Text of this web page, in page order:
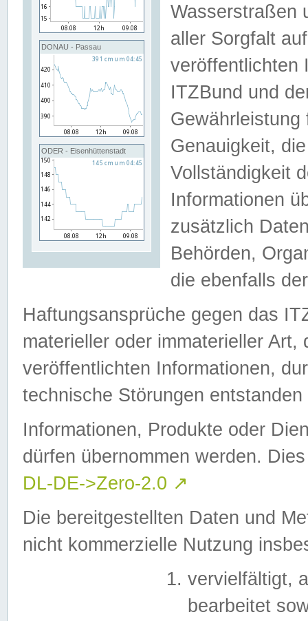
DONAU - Passau
ODER - Eisenhüttenstadt
Wasserstraßen
aller Sorgfalt
veröffentlichten
ITZBund und
Genauigkeit,
Vollständigkeit
Informationen
zusätzlich
Behörden,
die ebenfalls
Haftungsansprüche gegen das
materieller oder immaterieller
veröffentlichten Informationen,
technische Störungen
Informationen, Produkte oder
dürfen übernommen werden.
DL-DE->Zero-2.0 ↗
Die bereitgestellten Daten und
nicht kommerzielle Nutzung
vervielfältigt,
bearbeitet